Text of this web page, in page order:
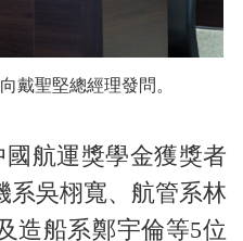
戴聖堅總經理發問。
航運獎學金獲獎者
系吳栩寬、航管系林
造船系鄭宇倫等5位